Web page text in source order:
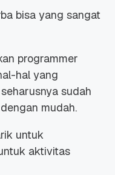
bisa yang sangat
programmer
hal yang
sudah
mudah.
untuk
aktivitas